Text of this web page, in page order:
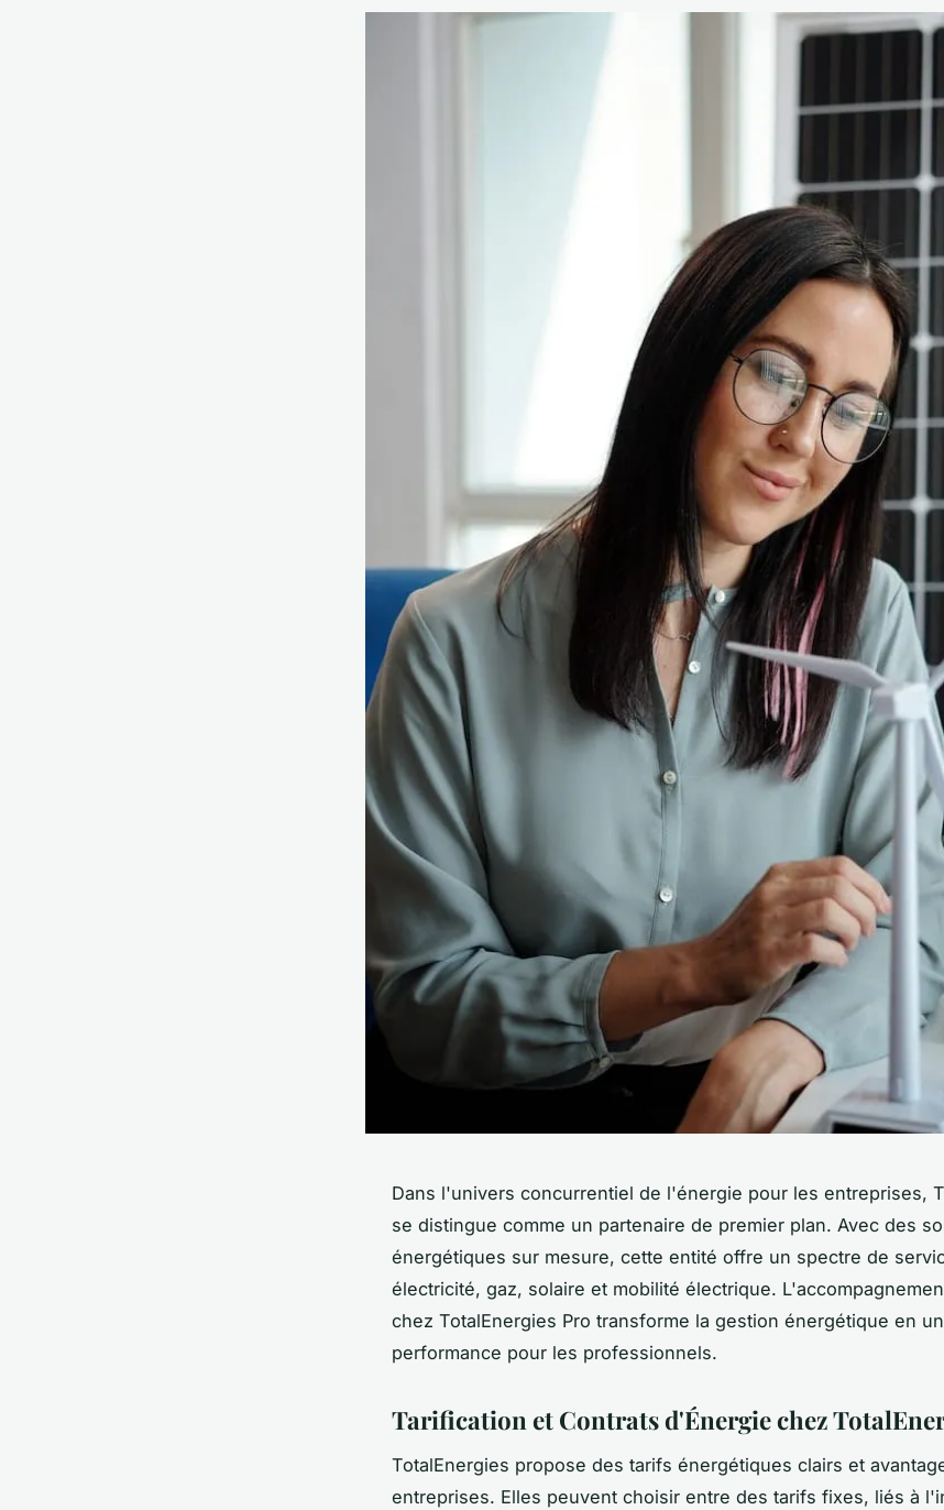
Dans l'univers concurrentiel de l'énergie pour les entreprises,
se distingue comme un partenaire de premier plan. Avec des
énergétiques sur mesure, cette entité offre un spectre de
électricité, gaz, solaire et mobilité électrique.
chez TotalEnergies Pro transforme la gestion énergétique en
performance pour les professionnels.
Tarification et Contrats d'Énergie chez
TotalEnergies propose des tarifs énergétiques clairs et
entreprises. Elles peuvent choisir entre des tarifs fixes, liés à